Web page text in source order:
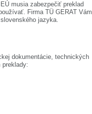
musia zabezpečiť preklad
Firma TÜ GERAT Vám
jazyka.
dokumentácie, technických
preklady: